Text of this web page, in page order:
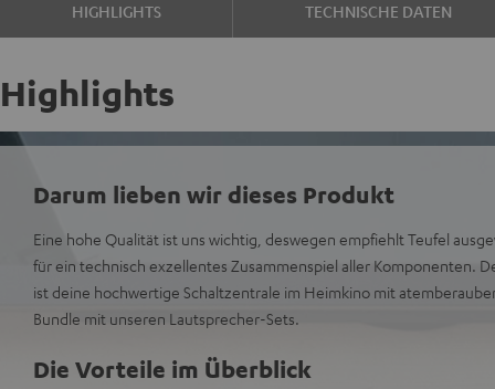
HIGHLIGHTS TECHNISCHE DATEN
Highlights
Darum lieben wir dieses Produkt
Eine hohe Qualität ist uns wichtig, deswegen empfiehlt Teufel
für ein technisch exzellentes Zusammenspiel aller Komponenten.
ist deine hochwertige Schaltzentrale im Heimkino mit
Bundle mit unseren Lautsprecher-Sets.
Die Vorteile im Überblick